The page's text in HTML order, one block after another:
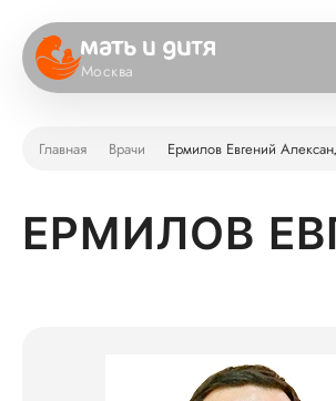
Москва
Главная Врачи Ермилов Евгений
ЕРМИЛОВ